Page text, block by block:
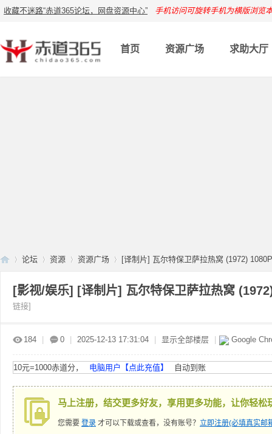
收藏不迷路“赤道365论坛，网盘资源中心” 手机访问可旋转手机为横版浏览
首页 资源广场 求助大厅
»
论坛 资源 资源广场 [译制片] 瓦尔特保卫萨拉热窝 (1972)
[影视/娱乐] [译制片] 瓦尔特保卫萨拉热窝
链接]
184 0 2025-12-13 17:31:04 显示全部楼层 Google
10元=1000赤道分， 电脑用户【点此充值】 自动到账
马上注册，结交更多好友，享用更多功能，让你轻松
您需要 登录 才可以下载或查看，没有账号？ 立即注册(必填真实邮